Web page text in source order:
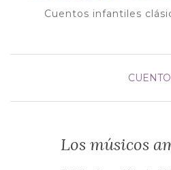
Cuentos infantiles
Los músicos